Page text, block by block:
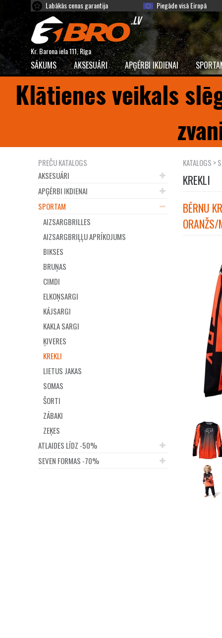
Labākās cenas garantija Piegāde visā Eiropā
Kr. Barona iela 111, Rīga
SĀKUMS AKSESUĀRI APĢĒRBI IKDIENAI
Klātienes veikals
PREČU KATALOGS
AKSESUĀRI
APĢĒRBI IKDIENAI
SPORTAM
AIZSARGBRILLES
AIZSARGBRIĻĻU APRĪKOJUMS
BIKSES
BRUŅAS
CIMDI
ELKOŅSARGI
KĀJSARGI
KAKLA SARGI
ĶIVERES
KREKLI
LIETUS JAKAS
SOMAS
ŠORTI
ZĀBAKI
ZEĶES
ATLAIDES LĪDZ -50%
SEVEN FORMAS -70%
KATALOGS >
KREKLI
BĒRNU